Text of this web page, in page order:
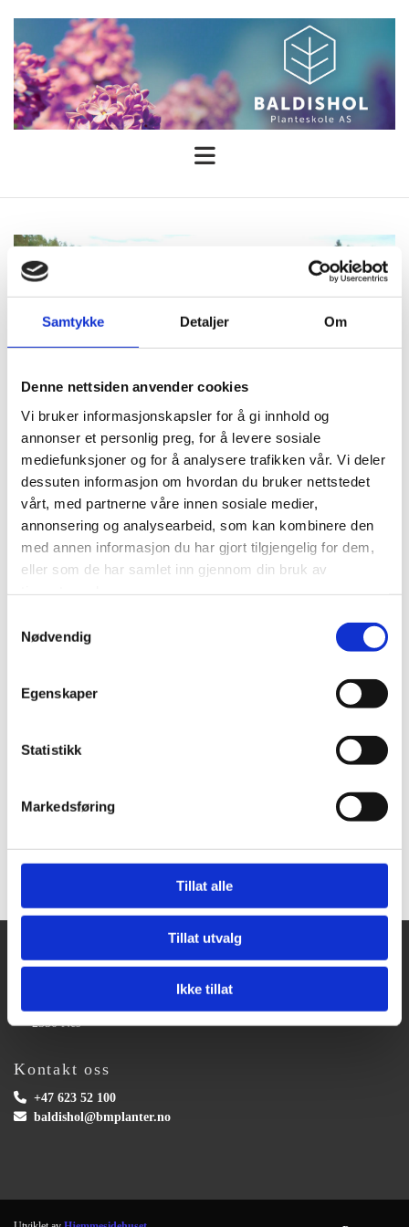
Samtykke Detaljer Om
Denne nettsiden anvender cookies
Vi bruker informasjonskapsler for å gi innhold og
annonser et personlig preg, for å levere sosiale
mediefunksjoner og for å analysere trafikken vår. Vi deler
dessuten informasjon om hvordan du bruker nettstedet
vårt, med partnerne våre innen sosiale medier,
annonsering og analysearbeid, som kan kombinere den
med annen informasjon du har gjort tilgjengelig for dem,
eller som de har samlet inn gjennom din bruk av
Nødvendig
Egenskaper
Statistikk
Markedsføring
Tillat alle
Tillat utvalg
Ikke tillat
Hvem er Baldishol Planteskole AS?
Baldishol Planteskole AS ble grunnlagt i 1945, og er en av de eldste
planteskolene i Norge. Familiebedriften blir i dag drevet av Olav og Geir
Baldishol. Planteskolen ligger flott sydvendt ned til Mjøsa på Nes i
planteskoler, anleggsgartnere og videreforhandlere av planter.
Baldishol Planteskole produserer norske planter av høy kvalitet som er
sterke, friske og vinterherdige, tilpasset det norske klima. Vi har en
innen roser, prydbusker, frukt og bærbusker. Med utgangspunkt i vår
store egenproduksjon og gode underleverandører, kan vi i dag levere et
Baldishol Planteskole AS
2350 Nes
Kontakt oss
 +47 623 52 100
 baldishol@bmplanter.no